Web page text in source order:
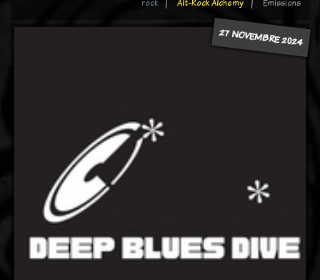
rock Alt-Rock Alchemy Emissions
27 NOVEMBRE 2024